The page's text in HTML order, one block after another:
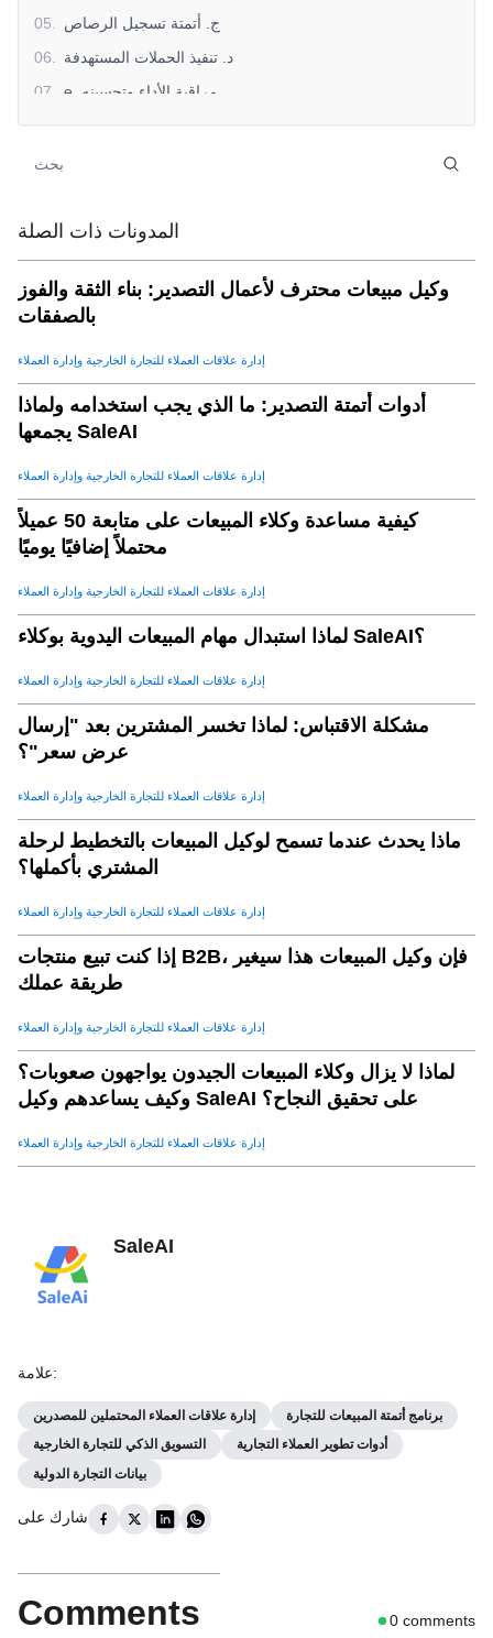
05
ج. أتمتة تسجيل الرصاص
06
د. تنفيذ الحملات المستهدفة
07
e. مراقبة الأداء وتحسينه
08. و. رعاية العملاء المحتملين من خلال المتابعات التي تحركها
المدونات ذات الصلة
وكيل مبيعات محترف لأعمال التصدير: بناء الثقة والفوز
بالصفقات
إدارة علاقات العملاء للتجارة الخارجية وإدارة العملاء
أدوات أتمتة التصدير: ما الذي يجب استخدامه ولماذا
يجمعها SaleAI
إدارة علاقات العملاء للتجارة الخارجية وإدارة العملاء
كيفية مساعدة وكلاء المبيعات على متابعة 50 عميلاً
محتملاً إضافيًا يوميًا
إدارة علاقات العملاء للتجارة الخارجية وإدارة العملاء
لماذا استبدال مهام المبيعات اليدوية بوكلاء SaleAI؟
إدارة علاقات العملاء للتجارة الخارجية وإدارة العملاء
مشكلة الاقتباس: لماذا تخسر المشترين بعد "إرسال
عرض سعر"؟
إدارة علاقات العملاء للتجارة الخارجية وإدارة العملاء
ماذا يحدث عندما تسمح لوكيل المبيعات بالتخطيط لرحلة
المشتري بأكملها؟
إدارة علاقات العملاء للتجارة الخارجية وإدارة العملاء
إذا كنت تبيع منتجات B2B، فإن وكيل المبيعات هذا سيغير
طريقة عملك
إدارة علاقات العملاء للتجارة الخارجية وإدارة العملاء
لماذا لا يزال وكلاء المبيعات الجيدون يواجهون صعوبات؟
وكيف يساعدهم وكيل SaleAI على تحقيق النجاح؟
إدارة علاقات العملاء للتجارة الخارجية وإدارة العملاء
SaleAI
علامة:
إدارة علاقات العملاء المحتملين للمصدرين
برنامج أتمتة المبيعات للتجارة
التسويق الذكي للتجارة الخارجية
أدوات تطوير العملاء التجارية
بيانات التجارة الدولية
شارك على
Comments 0 comments